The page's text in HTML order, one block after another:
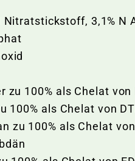
Nitratstickstoff, 3,1%
zu 100% als Chelat von
100% als Chelat von
zu 100% als Chelat von